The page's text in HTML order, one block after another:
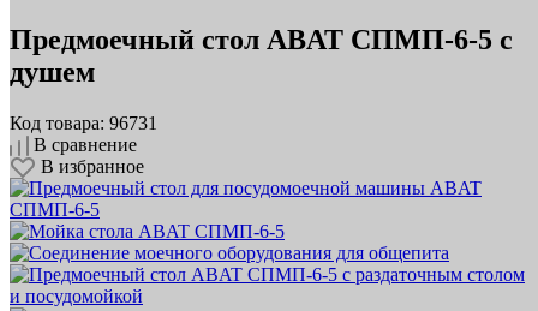
Предмоечный стол ABAT СПМП‑6‑5 с
душем
Код товара: 96731
В сравнение
В избранное